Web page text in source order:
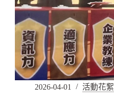
未
來-
「職
擊
健
身
現
場」
開
2026-04-01 活動花絮